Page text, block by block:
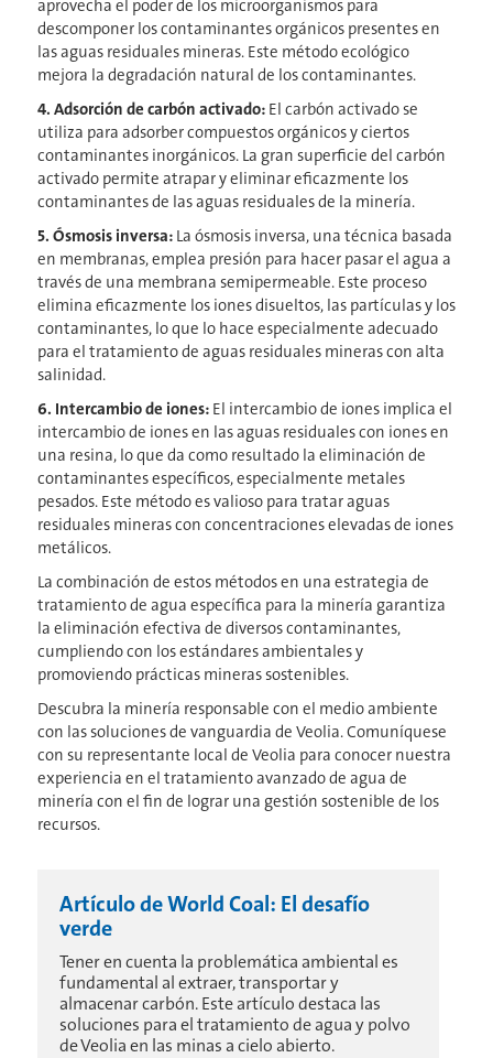
aprovecha el poder de los microorganismos para
descomponer los contaminantes orgánicos presentes en
las aguas residuales mineras. Este método ecológico
mejora la degradación natural de los contaminantes.
4. Adsorción de carbón activado: El carbón activado se
utiliza para adsorber compuestos orgánicos y ciertos
contaminantes inorgánicos. La gran superficie del carbón
activado permite atrapar y eliminar eficazmente los
contaminantes de las aguas residuales de la minería.
5. Ósmosis inversa: La ósmosis inversa, una técnica basada
en membranas, emplea presión para hacer pasar el agua a
través de una membrana semipermeable. Este proceso
elimina eficazmente los iones disueltos, las partículas y los
contaminantes, lo que lo hace especialmente adecuado
para el tratamiento de aguas residuales mineras con alta
salinidad.
6. Intercambio de iones: El intercambio de iones implica el
intercambio de iones en las aguas residuales con iones en
una resina, lo que da como resultado la eliminación de
contaminantes específicos, especialmente metales
pesados. Este método es valioso para tratar aguas
residuales mineras con concentraciones elevadas de iones
metálicos.
La combinación de estos métodos en una estrategia de
tratamiento de agua específica para la minería garantiza
la eliminación efectiva de diversos contaminantes,
cumpliendo con los estándares ambientales y
promoviendo prácticas mineras sostenibles.
Descubra la minería responsable con el medio ambiente
con las soluciones de vanguardia de Veolia. Comuníquese
con su representante local de Veolia para conocer nuestra
experiencia en el tratamiento avanzado de agua de
minería con el fin de lograr una gestión sostenible de los
recursos.
Artículo de World Coal: El desafío
verde
Tener en cuenta la problemática ambiental es
fundamental al extraer, transportar y
almacenar carbón. Este artículo destaca las
soluciones para el tratamiento de agua y polvo
de Veolia​​​​​​​ en las minas a cielo abierto.